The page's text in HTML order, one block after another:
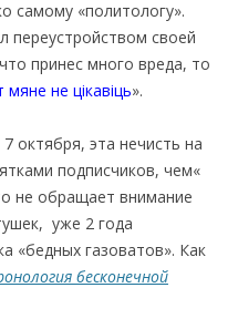
самому «политологу».
переустройством своей
принес много вреда, то
не цікавіць».
октября, эта нечисть на
подписчиков, чем«
не обращает внимание
уже 2 года
«бедных газоватов». Как
бесконечной